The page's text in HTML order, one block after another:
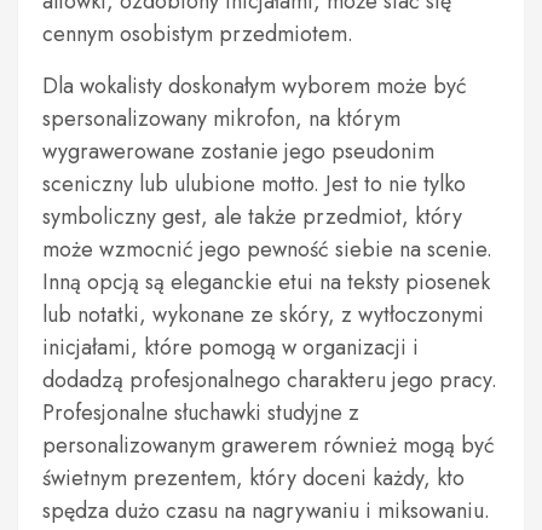
cennym osobistym przedmiotem.
Dla wokalisty doskonałym wyborem może być
spersonalizowany mikrofon, na którym
wygrawerowane zostanie jego pseudonim
sceniczny lub ulubione motto. Jest to nie tylko
symboliczny gest, ale także przedmiot, który
może wzmocnić jego pewność siebie na scenie.
Inną opcją są eleganckie etui na teksty piosenek
lub notatki, wykonane ze skóry, z wytłoczonymi
inicjałami, które pomogą w organizacji i
dodadzą profesjonalnego charakteru jego pracy.
Profesjonalne słuchawki studyjne z
personalizowanym grawerem również mogą być
świetnym prezentem, który doceni każdy, kto
spędza dużo czasu na nagrywaniu i miksowaniu.